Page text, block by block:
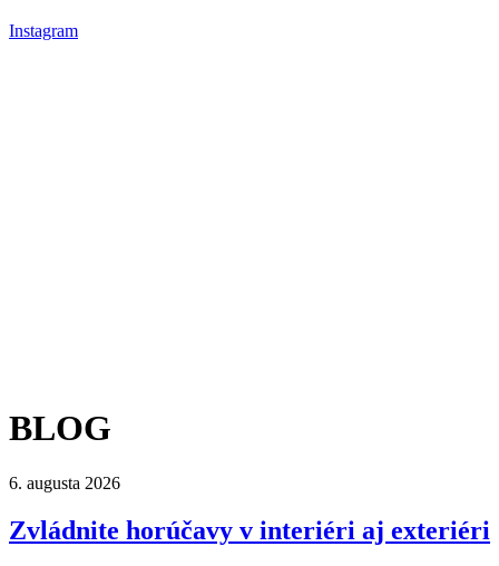
Instagram
BLOG
6. augusta 2026
Zvládnite horúčavy v interiéri aj exteriéri